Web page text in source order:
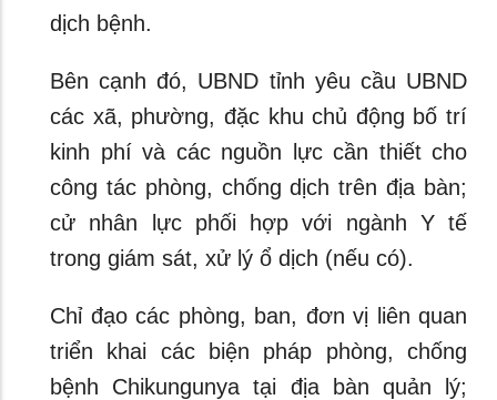
dịch bệnh.
Bên cạnh đó, UBND tỉnh yêu cầu UBND
các xã, phường, đặc khu chủ động bố trí
kinh phí và các nguồn lực cần thiết cho
công tác phòng, chống dịch trên địa bàn;
cử nhân lực phối hợp với ngành Y tế
trong giám sát, xử lý ổ dịch (nếu có).
Chỉ đạo các phòng, ban, đơn vị liên quan
triển khai các biện pháp phòng, chống
bệnh Chikungunya tại địa bàn quản lý;